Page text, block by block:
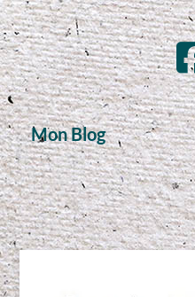
Mon Blog